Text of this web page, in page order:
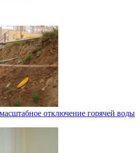
отключение горячей воды